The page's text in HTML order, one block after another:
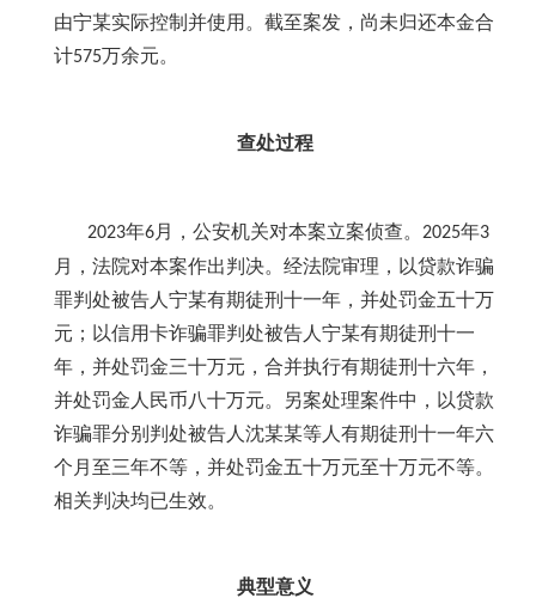
由宁某实际控制并使用。截至案发，尚未归还本金合
计575万余元。
查处过程
2023年6月，公安机关对本案立案侦查。 2025年3
月，法院对本案作出判决。经法院审理，以贷款诈骗
罪判处被告人宁某有期徒刑十一年，并处罚金五十万
元；以信用卡诈骗罪判处被告人宁某有期徒刑十一
年，并处罚金三十万元，合并执行有期徒刑十六年，
并处罚金人民币八十万元。另案处理案件中，以贷款
诈骗罪分别判处被告人沈某某等人有期徒刑十一年六
个月至三年不等，并处罚金五十万元至十万元不等。
相关判决均已生效。
典型意义